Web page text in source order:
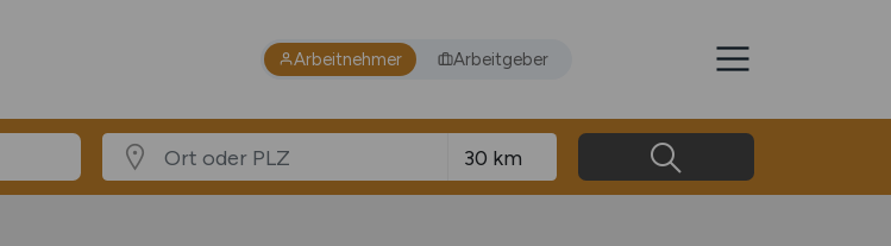
Arbeitnehmer Arbeitgeber